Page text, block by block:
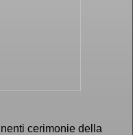
cerimonie della